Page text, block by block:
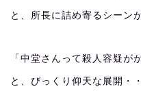
と、所長に詰め寄るシーン
「中堂さんって殺人容疑が
と、びっくり仰天な展開・